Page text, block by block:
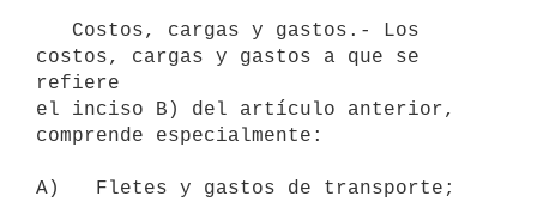
costos, cargas y gastos a que se
refiere
el inciso B) del artículo anterior,
comprende especialmente:
A)   Fletes y gastos de transporte;